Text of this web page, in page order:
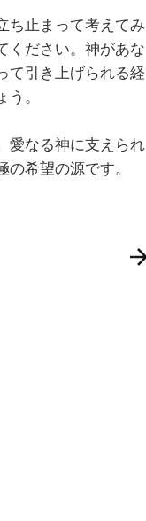
ち止まって考えてみ
ください。神があな
て引き上げられる経
。
愛なる神に支えられ
希望の源です。